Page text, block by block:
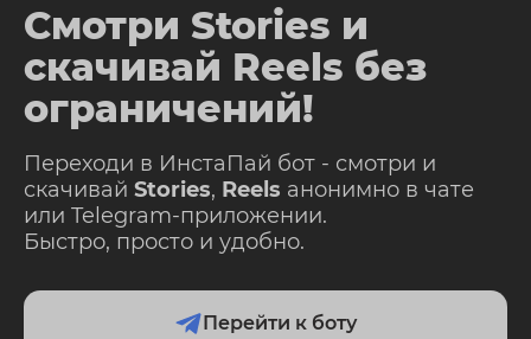
Смотри Stories и
скачивай Reels без
ограничений!
Переходи в ИнстаПай бот - смотри и
скачивай Stories, Reels анонимно в чате
или Telegram-приложении.
Быстро, просто и удобно.
Перейти к боту